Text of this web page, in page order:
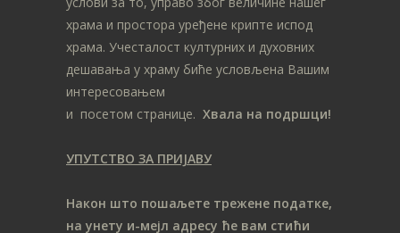
храма и простора уређене крипте испод
храма. Учесталост културних и духовних
дешавања у храму биће условљена Вашим
интересовањем
и посетом странице. Хвала на подршци!
УПУТСТВО ЗА ПРИЈАВУ
Након што пошаљете трежене податке,
на унету и-мејл адресу ће вам стићи